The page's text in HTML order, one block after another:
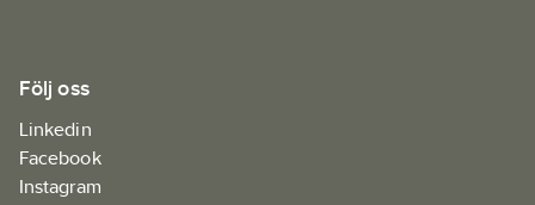
Följ oss
Linkedin
Facebook
Instagram